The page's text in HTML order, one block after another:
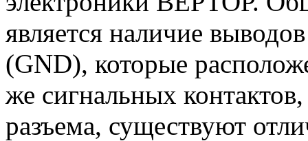
является наличие
(GND), которые
же сигнальных
разъема, существуют